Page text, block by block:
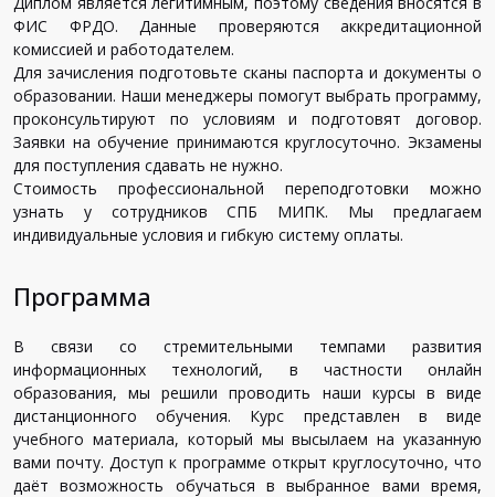
ФИС ФРДО. Данные проверяются аккредитационной
комиссией и работодателем.
Для зачисления подготовьте сканы паспорта и документы о
образовании. Наши менеджеры помогут выбрать программу,
проконсультируют по условиям и подготовят договор.
Заявки на обучение принимаются круглосуточно. Экзамены
для поступления сдавать не нужно.
Стоимость профессиональной переподготовки можно
узнать у сотрудников СПБ МИПК. Мы предлагаем
индивидуальные условия и гибкую систему оплаты.
Программа
В связи со стремительными темпами развития
информационных технологий, в частности онлайн
образования, мы решили проводить наши курсы в виде
дистанционного обучения. Курс представлен в виде
учебного материала, который мы высылаем на указанную
вами почту. Доступ к программе открыт круглосуточно, что
даёт возможность обучаться в выбранное вами время,